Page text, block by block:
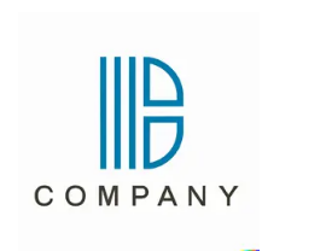
Tag: